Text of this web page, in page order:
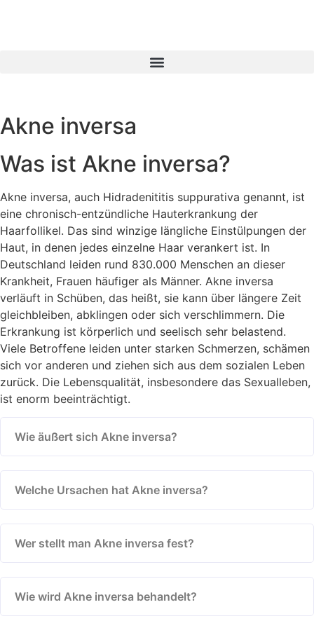
Akne inversa
Was ist Akne inversa?
Akne inversa, auch Hidradenititis suppurativa genannt, ist
eine chronisch-entzündliche Hauterkrankung der
Haarfollikel. Das sind winzige längliche Einstülpungen der
Haut, in denen jedes einzelne Haar verankert ist. In
Deutschland leiden rund 830.000 Menschen an dieser
Krankheit, Frauen häufiger als Männer. Akne inversa
verläuft in Schüben, das heißt, sie kann über längere Zeit
gleichbleiben, abklingen oder sich verschlimmern. Die
Erkrankung ist körperlich und seelisch sehr belastend.
Viele Betroffene leiden unter starken Schmerzen, schämen
sich vor anderen und ziehen sich aus dem sozialen Leben
zurück. Die Lebensqualität, insbesondere das Sexualleben,
ist enorm beeinträchtigt.
Wie äußert sich Akne inversa?
Welche Ursachen hat Akne inversa?
Wer stellt man Akne inversa fest?
Wie wird Akne inversa behandelt?